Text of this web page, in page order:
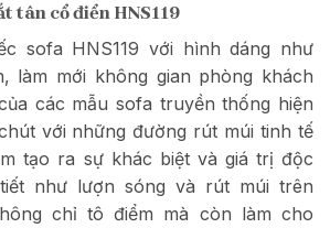
tân cổ điển HNS119
sofa HNS119 với hình dáng như
làm mới không gian phòng khách
các mẫu sofa truyền thống hiện
với những đường rút múi tinh tế
tạo ra sự khác biệt và giá trị độc
như lượn sóng và rút múi trên
chỉ tô điểm mà còn làm cho